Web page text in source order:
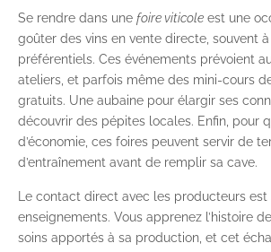
Se rendre dans une foire viticole est une
goûter des vins en vente directe, souvent
préférentiels. Ces événements prévoient
ateliers, et parfois même des mini-cours
gratuits. Une aubaine pour élargir ses
découvrir des pépites locales. Enfin, pour
d’économie, ces foires peuvent servir de
d’entraînement avant de remplir sa cave.
Le contact direct avec les producteurs est
enseignements. Vous apprenez l’histoire
soins apportés à sa production, et cet